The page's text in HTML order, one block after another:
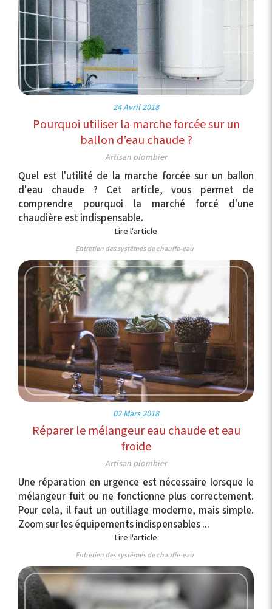
24 Avril 2018
Pourquoi utiliser la marche forcée sur un
ballon d’eau chaude ?
Artisan plombier
Quel est l'utilité de la marche forcée sur un ballon
d'eau chaude ? Cet article, vous permet de
comprendre pourquoi la marché forcé d'une
chaudière est indispensable.
Lire l'article
Entretien des systèmes de chauffe-eau
02 Mars 2018
Réparer le mélangeur eau chaude et eau
froide
Artisan plombier
Une réparation en urgence est nécessaire lorsque le
mélangeur fuit ou ne fonctionne plus correctement.
Pour cela, il faut un outillage moderne, mais simple.
Zoom sur les équipements indispensables ...
Lire l'article
Entretien des systèmes de chauffe-eau